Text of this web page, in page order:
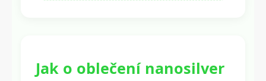
Jak o oblečení nanosilver